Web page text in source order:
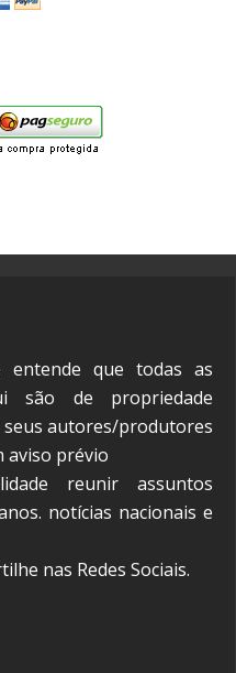
entende que todas as
são de propriedade
autores/produtores
aviso prévio
reunir assuntos
notícias nacionais e
nas Redes Sociais.